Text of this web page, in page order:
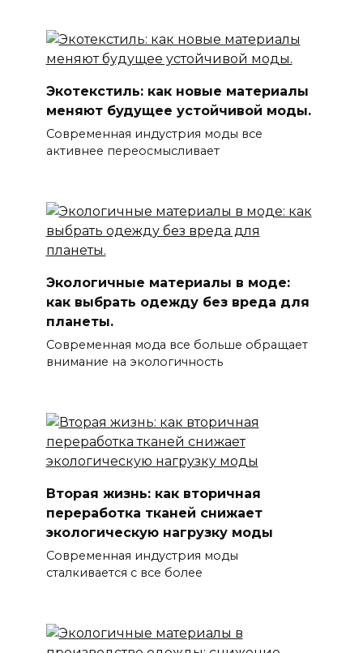
Экотекстиль: как новые материалы
меняют будущее устойчивой моды.
Современная индустрия моды все
активнее переосмысливает
Экологичные материалы в моде:
как выбрать одежду без вреда для
планеты.
Современная мода все больше обращает
внимание на экологичность
Вторая жизнь: как вторичная
переработка тканей снижает
экологическую нагрузку моды
Современная индустрия моды
сталкивается с все более